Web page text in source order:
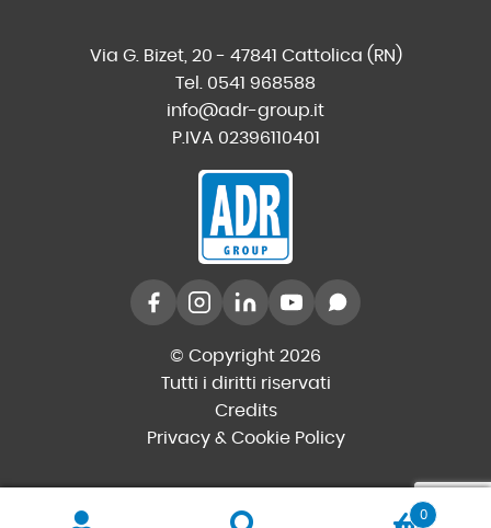
Via G. Bizet, 20 - 47841 Cattolica (RN)
Tel. 0541 968588
info@adr-group.it
P.IVA 02396110401
© Copyright 2026
Tutti i diritti riservati
Credits
Privacy & Cookie Policy
0